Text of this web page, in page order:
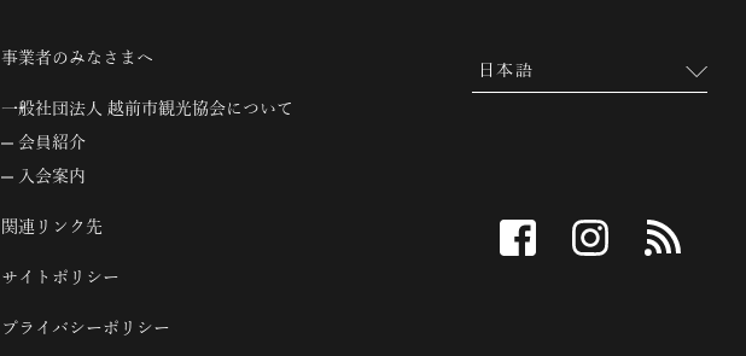
事業者のみなさまへ
一般社団法人 越前市観光協会について
会員紹介
入会案内
関連リンク先
サイトポリシー
プライバシーポリシー
facebook instagram